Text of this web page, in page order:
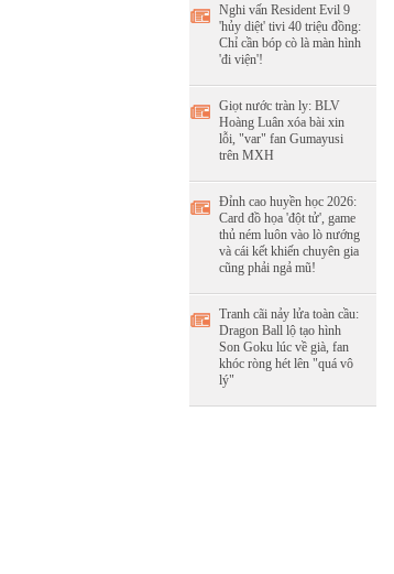
Nghi vấn Resident Evil 9
'hủy diệt' tivi 40 triệu đồng:
Chỉ cần bóp cò là màn hình
'đi viện'!
Giọt nước tràn ly: BLV
Hoàng Luân xóa bài xin
lỗi, "var" fan Gumayusi
trên MXH
Đỉnh cao huyền học 2026:
Card đồ họa 'đột tử', game
thủ ném luôn vào lò nướng
và cái kết khiến chuyên gia
cũng phải ngả mũ!
Tranh cãi nảy lửa toàn cầu:
Dragon Ball lộ tạo hình
Son Goku lúc về già, fan
khóc ròng hét lên "quá vô
lý"